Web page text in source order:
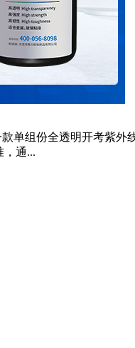
单组份全透明开考紫
，通...